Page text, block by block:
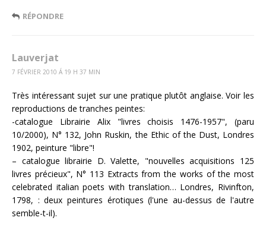
RÉPONDRE
Lauverjat
7 FÉVRIER 2010 Á 19 H 37 MIN
Très intéressant sujet sur une pratique plutôt anglaise. Voir les
reproductions de tranches peintes:
-catalogue Librairie Alix "livres choisis 1476-1957", (paru
10/2000), N° 132, John Ruskin, the Ethic of the Dust, Londres
1902, peinture "libre"!
– catalogue librairie D. Valette, "nouvelles acquisitions 125
livres précieux", N° 113 Extracts from the works of the most
celebrated italian poets with translation… Londres, Rivinfton,
1798, : deux peintures érotiques (l'une au-dessus de l'autre
semble-t-il).